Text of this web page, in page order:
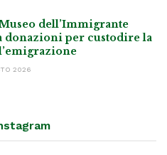
dell’Immigrante
donazioni per custodire la
2026